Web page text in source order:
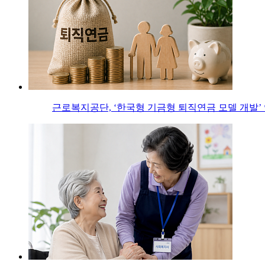
근로복지공단, ‘한국형 기금형 퇴직연금 모델 개발